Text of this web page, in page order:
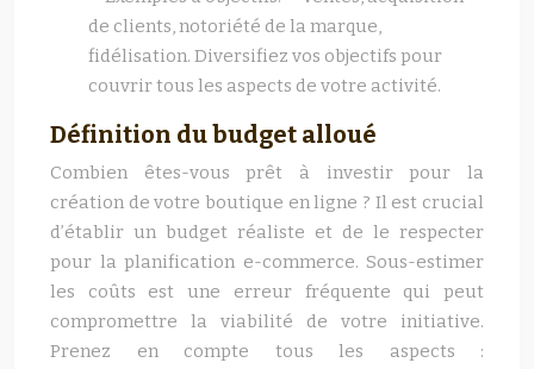
de clients, notoriété de la marque,
fidélisation. Diversifiez vos objectifs pour
couvrir tous les aspects de votre activité.
Définition du budget alloué
Combien êtes-vous prêt à investir pour la
création de votre boutique en ligne ? Il est crucial
d’établir un budget réaliste et de le respecter
pour la planification e-commerce. Sous-estimer
les coûts est une erreur fréquente qui peut
compromettre la viabilité de votre initiative.
Prenez en compte tous les aspects :